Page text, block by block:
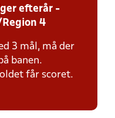
efterår -
4
3 mål, må der
banen.
får scoret.